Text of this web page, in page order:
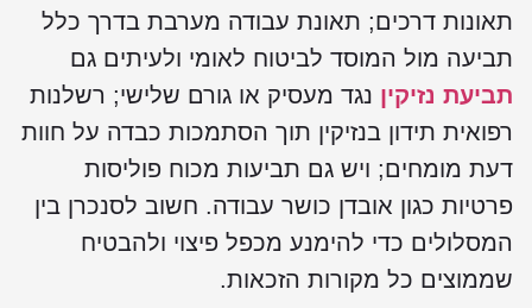
תאונות דרכים; תאונת עבודה מערבת בדרך כלל
תביעה מולהמוסד לביטוחלאומיולעיתים גם
תביעת נזיקיןנגד מעסיק או גורם שלישי; רשלנות
רפואית תידון בנזיקין תוך הסתמכות כבדה על חוות
דעת מומחים; ויש גם תביעות מכוח פוליסות
פרטיות כגון אובדן כושר עבודה. חשוב לסנכרן בין
המסלולים כדי להימנע מכפל פיצוי ולהבטיח
שממוצים כל מקורות הזכאות.